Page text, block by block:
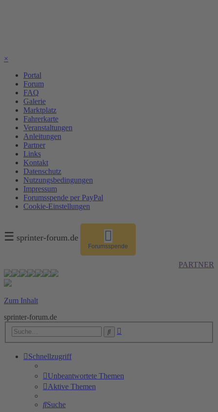
×
Portal
Forum
FAQ
Galerie
Marktplatz
Fahrerkarte
Veranstaltungen
Anleitungen
Partner
Links
Kontakt
Datenschutz
Nutzungsbedingungen
Impressum
Forumsspende per PayPal
Cookie-Einstellungen
☰ sprinter-forum.de
Forumsspende
PARTNER
Zum Inhalt
sprinter-forum.de
Suche
Schnellzugriff
Unbeantwortete Themen
Aktive Themen
Suche